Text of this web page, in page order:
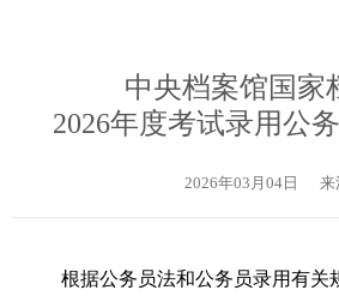
中央档案馆国家
2026年度考试录用公
2026年03月04日 来
根据公务员法和公务员录用有关